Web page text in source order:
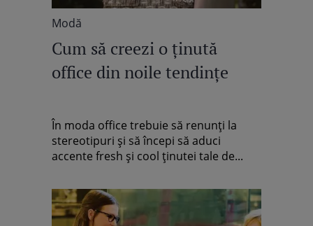
Modă
Cum să creezi o ţinută
office din noile tendinţe
În moda office trebuie să renunţi la
stereotipuri şi să începi să aduci
accente fresh şi cool ţinutei tale de...